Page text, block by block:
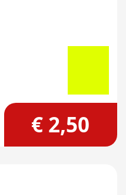
€ 2,50